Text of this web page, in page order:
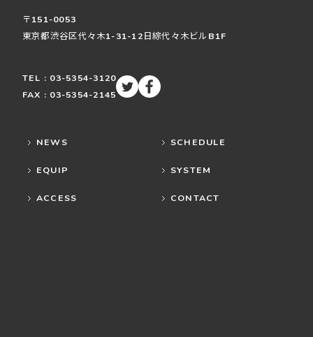
〒151-0053
東京都渋谷区代々木1-31-12日綜代々木ビルB1F
TEL : 03-5354-3120
FAX : 03-5354-2145
NEWS SCHEDULE
EQUIP SYSTEM
ACCESS CONTACT